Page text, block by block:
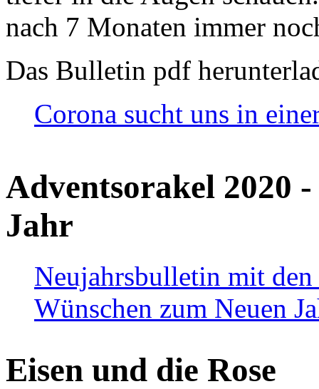
nach 7 Monaten immer
Das Bulletin pdf
Corona sucht uns in
Adventsorakel 2020
Jahr
Neujahrsbulletin mit den
Wünschen zum Neuen
Eisen und die Rose